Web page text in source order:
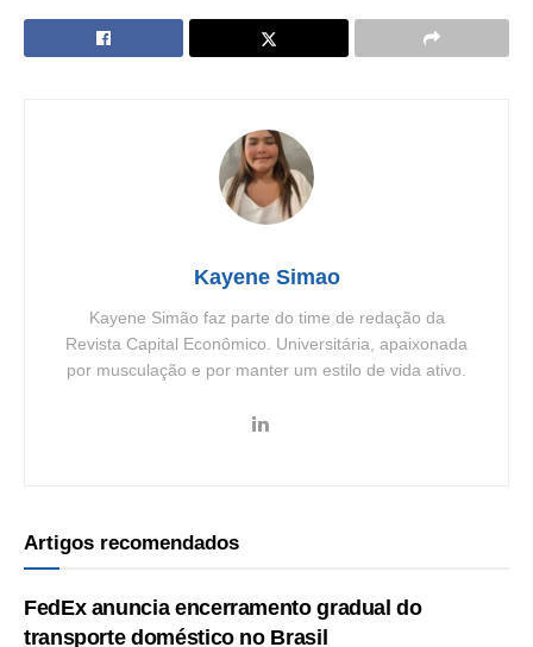
Kayene Simao
Kayene Simão faz parte do time de redação da
Revista Capital Econômico. Universitária, apaixonada
por musculação e por manter um estilo de vida ativo.
Artigos recomendados
FedEx anuncia encerramento gradual do
transporte doméstico no Brasil